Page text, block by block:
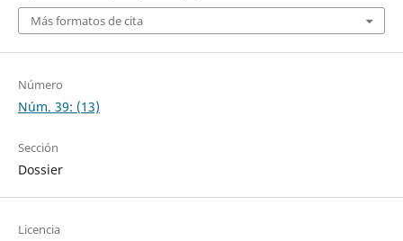
Más formatos de cita
Número
Núm. 39: (13)
Sección
Dossier
Licencia